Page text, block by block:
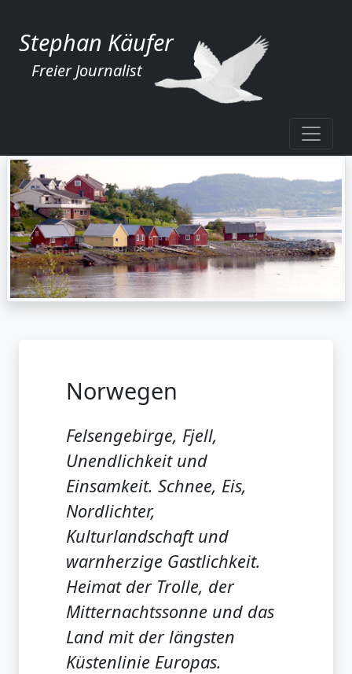
Stephan Käufer
Freier Journalist
Norwegen
Felsengebirge, Fjell,
Unendlichkeit und
Einsamkeit. Schnee, Eis,
Nordlichter,
Kulturlandschaft und
warnherzige Gastlichkeit.
Heimat der Trolle, der
Mitternachtssonne und das
Land mit der längsten
Küstenlinie Europas.